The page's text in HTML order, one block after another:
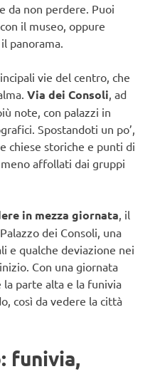
da non perdere. Puoi
il museo, oppure
panorama.
vie del centro, che
Via dei Consoli, ad
note, con palazzi in
Spostandoti un po’,
chiese storiche e punti di
affollati dai gruppi
in mezza giornata, il
dei Consoli, una
e qualche deviazione nei
Con una giornata
parte alta e la funivia
così da vedere la città
funivia,